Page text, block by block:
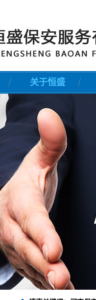
关于恒盛
联系我们